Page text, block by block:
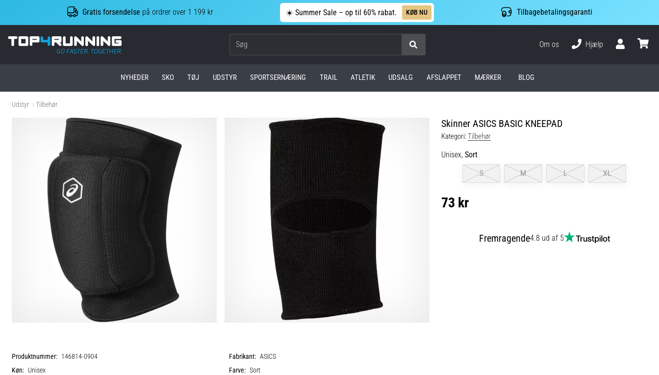
Gratis forsendelse på ordrer over 1 199 kr ☀️ Summer Sale – op til 60% rabat. KØB NU Tilbagebetalingsgaranti
Top4Running.dk
Om os
Hjælp
NYHEDER SKO TØJ UDSTYR SPORTSERNÆRING TRAIL ATLETIK UDSALG AFSLAPPET MÆRKER BLOG
Udstyr Tilbehør
Skinner ASICS BASIC KNEEPAD
Kategori:Tilbehør
Unisex, Sort
S
M L XL
73 kr
Fremragende4.8 ud af 5
Produktnummer: 146814-0904 Fabrikant: ASICS
Køn: Unisex Farve: Sort